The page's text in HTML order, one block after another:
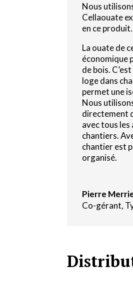
Nous
Cellaouate
en ce produit.
La ouate de
économique
de bois.
loge dans
permet une
Nous
directement
avec tous les
chantiers.
chantier est
organisé.
Pierre
Co-gérant,